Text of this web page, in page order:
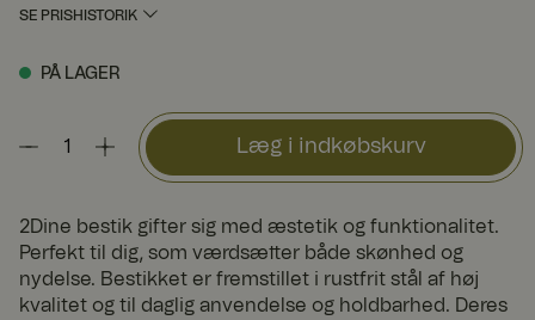
SE PRISHISTORIK
PÅ LAGER
Læg i indkøbskurv
2Dine bestik gifter sig med æstetik og funktionalitet.
Perfekt til dig, som værdsætter både skønhed og
nydelse. Bestikket er fremstillet i rustfrit stål af høj
kvalitet og til daglig anvendelse og holdbarhed. Deres